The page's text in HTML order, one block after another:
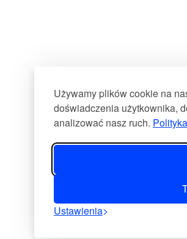
Używamy plików cookie na
doświadczenia użytkownika,
analizować nasz ruch.
Ustawienia